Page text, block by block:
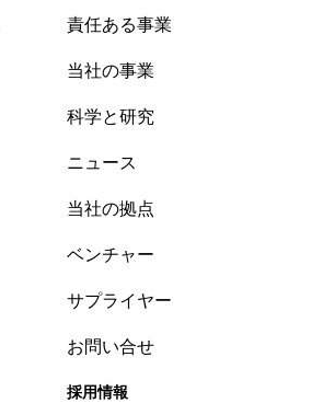
責任ある事業
当社の事業
科学と研究
ニュース
当社の拠点
ベンチャー
サプライヤー
お問い合せ
採用情報